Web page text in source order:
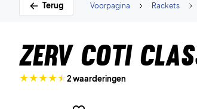
Terug Rackets
Voorpagina
ZERV CoTi
2 waarderingen